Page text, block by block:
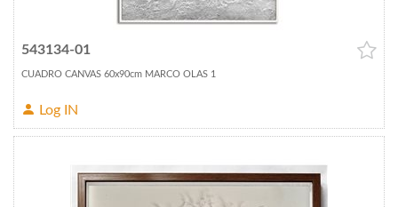
543134-01
CUADRO CANVAS 60x90cm MARCO OLAS 1
Log IN